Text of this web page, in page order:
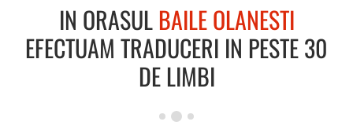
IN ORASULBAILE OLANESTI
EFECTUAM TRADUCERI IN PESTE 30
DE LIMBI